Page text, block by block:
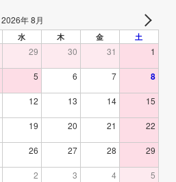
2026年 8月
水 木 金 土
29 30 31 1
5 6 7 8
12 13 14 15
19 20 21 22
26 27 28 29
2 3 4 5